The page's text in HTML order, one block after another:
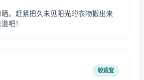
。赶紧把久未见阳光的衣物搬出来
吧！
较适宜